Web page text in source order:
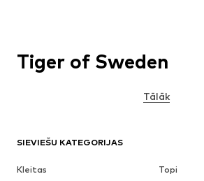
SIEVIEŠU KATEGORIJAS
Kleitas
Topi
Tiger of Sweden
Tālāk